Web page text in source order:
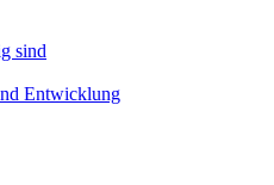
sind
Entwicklung